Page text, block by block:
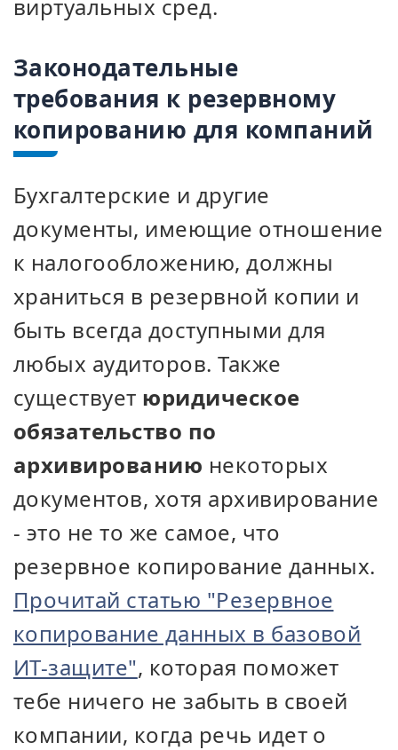
виртуальных сред.
Законодательные
требования к резервному
копированию для компаний
Бухгалтерские и другие
документы, имеющие отношение
к налогообложению, должны
храниться в резервной копии и
быть всегда доступными для
любых аудиторов. Также
существует юридическое
обязательство по
архивированию некоторых
документов, хотя архивирование
- это не то же самое, что
резервное копирование данных.
Прочитай статью "Резервное
копирование данных в базовой
ИТ-защите", которая поможет
тебе ничего не забыть в своей
компании, когда речь идет о